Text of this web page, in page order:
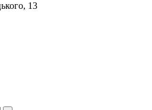
13